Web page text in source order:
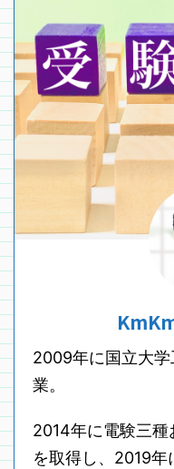
2009年に国立大
業。
2014年に電験三種
を取得し、2019